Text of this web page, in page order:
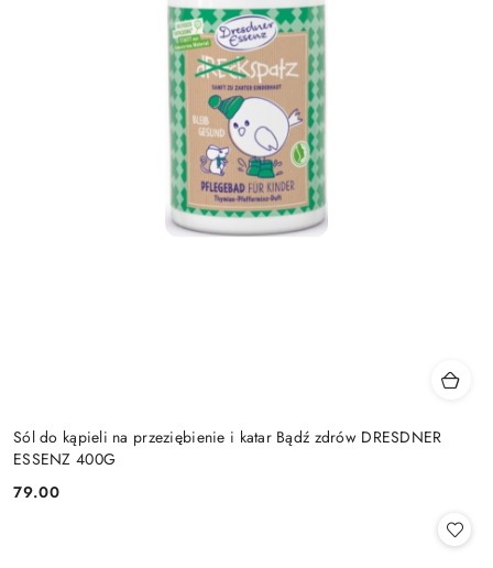
Sól do kąpieli na przeziębienie i katar Bądź zdrów DRESDNER
ESSENZ 400G
Cena:
79.00